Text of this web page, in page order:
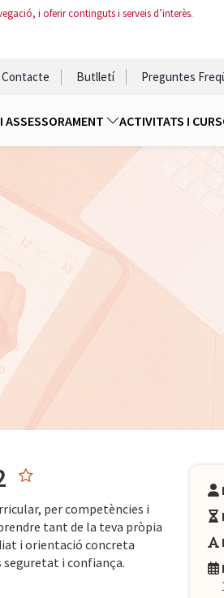
i oferir continguts i serveis d’interès.
Contacte Butlletí Preguntes
ASSESSORAMENT ACTIVITATS I
per competències i
tant de la teva pròpia
i orientació concreta
i confiança.